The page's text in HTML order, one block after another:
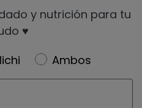
y nutrición para tu
♥️
Ambos